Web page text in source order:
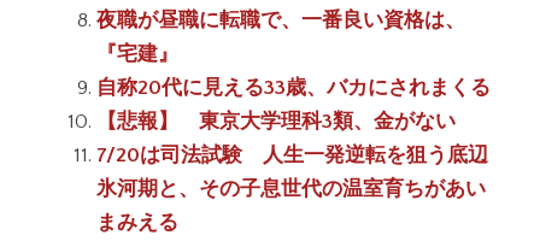
夜職が昼職に転職で、一番良い資格は、
『宅建』
自称20代に見える33歳、バカにされまくる
【悲報】 東京大学理科3類、金がない
7/20は司法試験 人生一発逆転を狙う底辺
氷河期と、その子息世代の温室育ちがあい
まみえる